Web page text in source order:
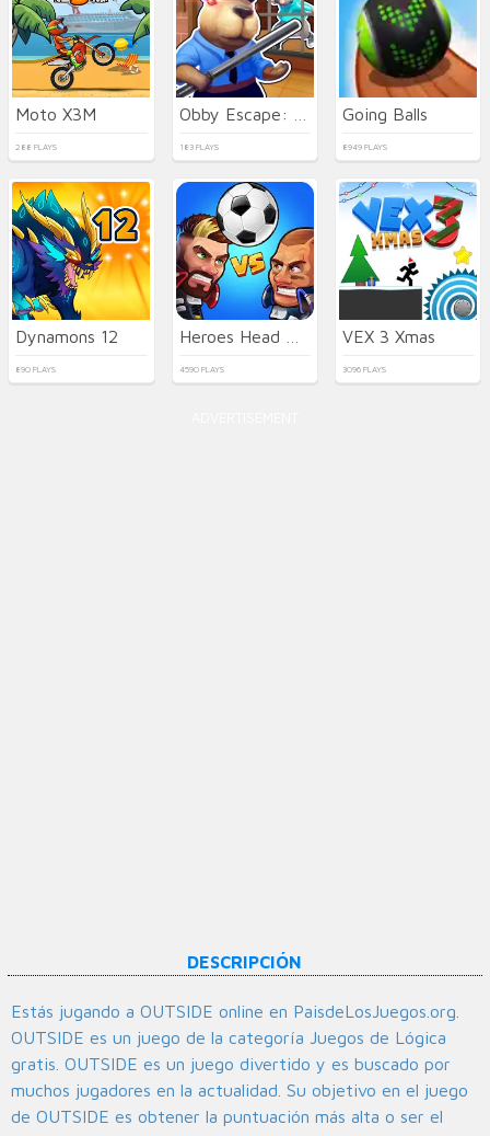
Moto X3M
288 PLAYS 183 PLAYS
Going Balls
8949 PLAYS
Dynamons 12
890 PLAYS 4590 PLAYS
VEX 3 Xmas
3096 PLAYS
DESCRIPCIÓN
Estás jugando a OUTSIDE online en PaisdeLosJuegos.org.
OUTSIDE es un juego de la categoría Juegos de Lógica
gratis. OUTSIDE es un juego divertido y es buscado por
muchos jugadores en la actualidad. Su objetivo en el juego
de OUTSIDE es obtener la puntuación más alta o ser el